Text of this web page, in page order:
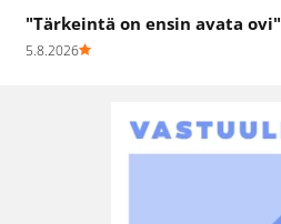
"Tärkeintä on ensin avata ovi"
5.8.2026